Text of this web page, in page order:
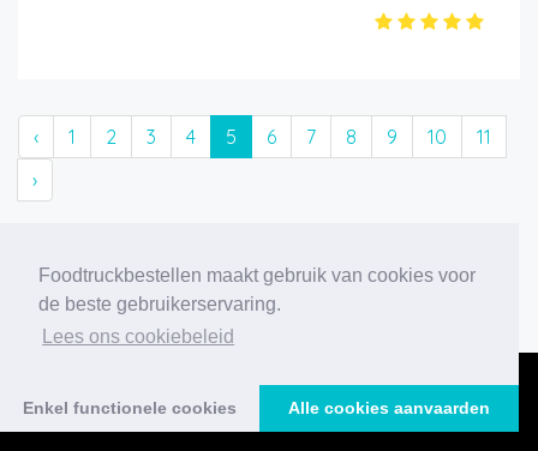
Foodtruckbestellen maakt gebruik van cookies voor
de beste gebruikerservaring.
Lees ons cookiebeleid
Enkel functionele cookies Alle cookies aanvaarden
‹ 1 2 3 4 5 6 7 8 9 10
11
›